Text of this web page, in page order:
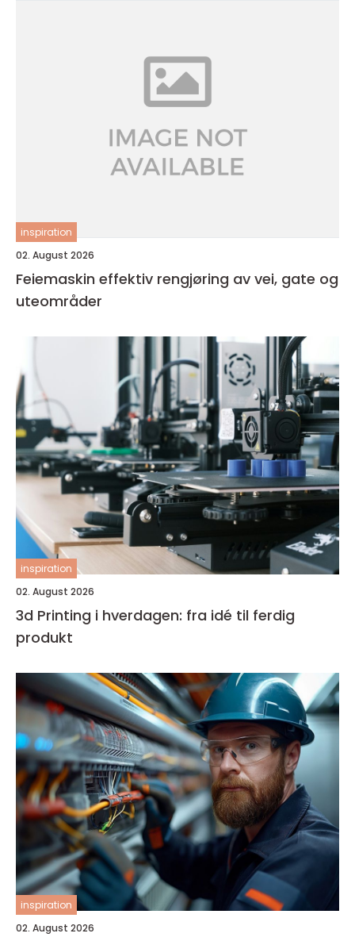
inspiration
02. August 2026
Feiemaskin effektiv rengjøring av vei, gate og
uteområder
inspiration
02. August 2026
3d Printing i hverdagen: fra idé til ferdig
produkt
inspiration
02. August 2026